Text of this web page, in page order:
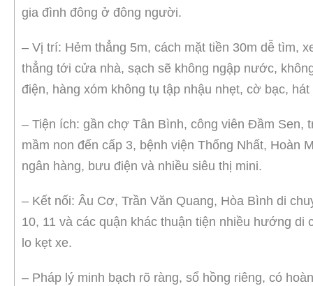
gia đình đông ở đông người.
– Vị trí: Hẻm thẳng 5m, cách mặt tiền 30m dễ tìm,
thẳng tới cửa nhà, sạch sẽ không ngập nước,
điện, hàng xóm không tụ tập nhậu nhẹt, cờ bạc,
– Tiện ích: gần chợ Tân Bình, công viên Đầm Sen,
mầm non đến cấp 3, bệnh viện Thống Nhất, Hoàn
ngân hàng, bưu điện và nhiều siêu thị mini.
– Kết nối: Âu Cơ, Trần Văn Quang, Hòa Bình di
10, 11 và các quận khác thuận tiện nhiều hướng di
lo kẹt xe.
– Pháp lý minh bạch rõ ràng, sổ hồng riêng, có